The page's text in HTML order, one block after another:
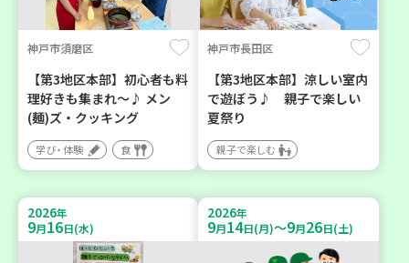
神戸市須磨区
【第3地区本部】初心者も料
理好きも集まれ～♪ メン
(麺)ズ・クッキング
学び・体験 食
神戸市長田区
【第3地区本部】涼しい室内
で遊ぼう♪ 親子で楽しい
夏祭り
親子で楽しむ
2026年
9月16日(水)
2026年
9月14日(月)～9月26日(土)